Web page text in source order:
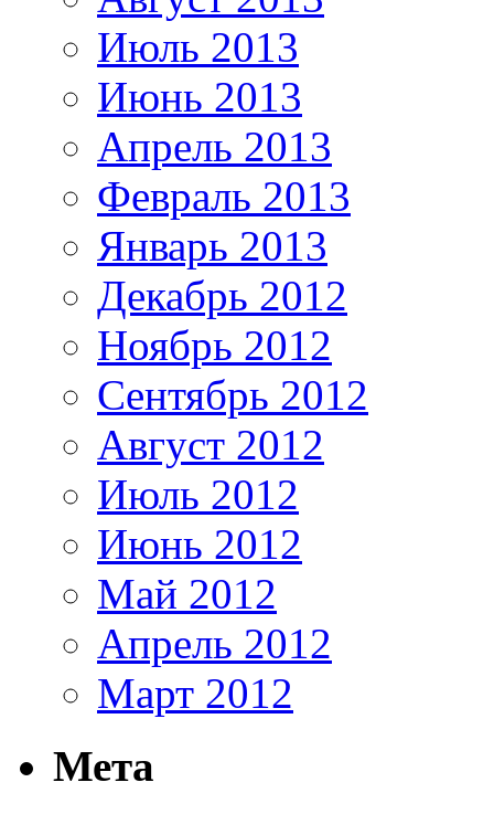
Июль 2013
Июнь 2013
Апрель 2013
Февраль 2013
Январь 2013
Декабрь 2012
Ноябрь 2012
Сентябрь 2012
Август 2012
Июль 2012
Июнь 2012
Май 2012
Апрель 2012
Март 2012
Мета